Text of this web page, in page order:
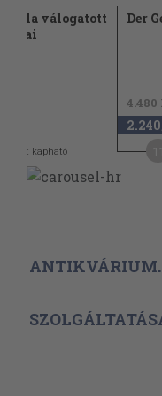
Béla válogatott
pont kapható
Der
4.480
2.240